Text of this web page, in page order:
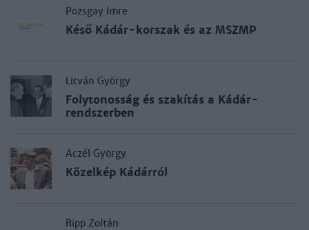
Pozsgay Imre
Késő Kádár-korszak és az MSZMP
Litván György
Folytonosság és szakítás a Kádár-
rendszerben
Aczél György
Közelkép Kádárról
Ripp Zoltán